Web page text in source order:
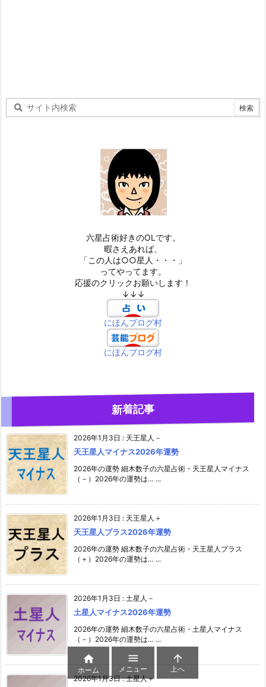
六星占術好きのOLです。
暇さえあれば、
「この人は○○星人・・・」
ってやってます。
応援のクリックお願いします！
↓↓↓
にほんブログ村
にほんブログ村
新着記事
2026年1月3日 : 天王星人－
天王星人マイナス2026年運勢
2026年の運勢 細木数子の六星占術・天王星人マイナス
（－）2026年の運勢は… ...
2026年1月3日 : 天王星人＋
天王星人プラス2026年運勢
2026年の運勢 細木数子の六星占術・天王星人プラス
（＋）2026年の運勢は… ...
2026年1月3日 : 土星人－
土星人マイナス2026年運勢
2026年の運勢 細木数子の六星占術・土星人マイナス
（－）2026年の運勢は… ...
2026年1月3日:土星人＋

ホーム

メニュー

上へ